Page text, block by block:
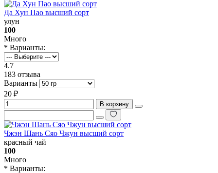
Да Хун Пао высший сорт
улун
100
Много
* Варианты:
4.7
183 отзыва
Варианты
20 ₽
В корзину
Чжэн Шань Сяо Чжун высший сорт
красный чай
100
Много
* Варианты: